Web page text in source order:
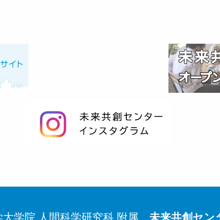
学院 人間科学研究科 附属 未来共創セン